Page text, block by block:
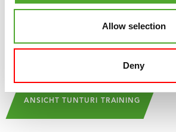
Allow selection
Deny
neue Herausforderungen und
gibt. Das Tolle ist: Tunturi Training ist
Play Store
ANSICHT TUNTURI TRAINING